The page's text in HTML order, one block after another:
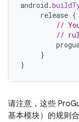
android .
release {
//
//
}
}
请注意，这些
基本模块）的规则